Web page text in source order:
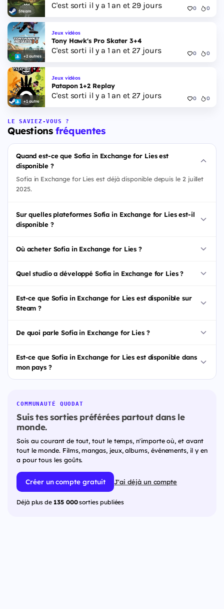
Steam
C'est sorti il y a 1 an et 29 jours 0 0
+2 autres
Jeux vidéos
Tony Hawk's Pro Skater 3+4
C'est sorti il y a 1 an et 27 jours 0 0
+1 autre
Jeux vidéos
Patapon 1+2 Replay
C'est sorti il y a 1 an et 27 jours 0 0
LE SAVIEZ-VOUS ?
Questionsfréquentes
Quand est-ce que Sofia in Exchange for Lies est
disponible ?
Sofia in Exchange for Lies est déjà disponible depuis le 2 juillet
2025.
Sur quelles plateformes Sofia in Exchange for Lies est-il
disponible ?
Où acheter Sofia in Exchange for Lies ?
Quel studio a développé Sofia in Exchange for Lies ?
Est-ce que Sofia in Exchange for Lies est disponible sur
Steam ?
De quoi parle Sofia in Exchange for Lies ?
Est-ce que Sofia in Exchange for Lies est disponible dans
mon pays ?
COMMUNAUTÉ QUODAT
Suis tes sorties préférées partout dans le
monde.
Sois au courant de tout, tout le temps, n'importe où, et avant
tout le monde. Films, mangas, jeux, albums, événements, il y en
a pour tous les goûts.
Créer un compte gratuit J'ai déjà un compte
Déjà plus de 135 000sorties publiées